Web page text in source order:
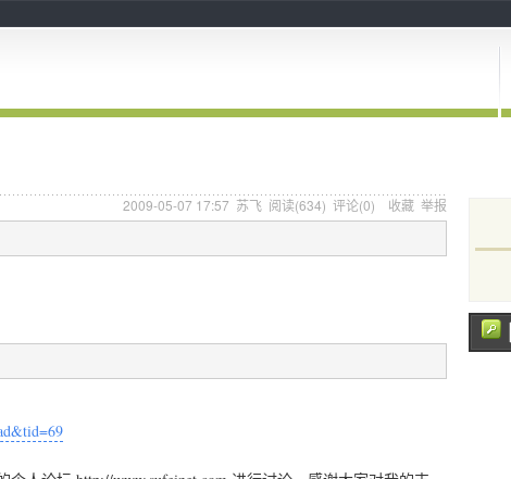
2009-05-07 17:57 苏飞 阅读(634) 评论(0) 收藏 举报